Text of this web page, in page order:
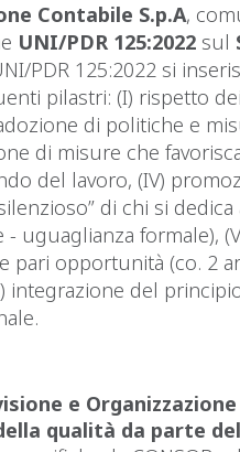
Contabile S.p.A,
UNI/PDR 125:2022 sul
PDR 125:2022 si
pilastri: (I) rispetto
di politiche e
di misure che
del lavoro, (IV)
di chi si dedica
uguaglianza formale),
pari opportunità (co. 2
integrazione del
e Organizzazione
qualità da parte